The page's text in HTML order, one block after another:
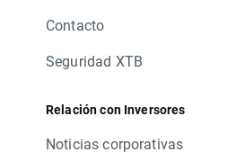
Contacto
Seguridad XTB
Relación con Inversores
Noticias corporativas